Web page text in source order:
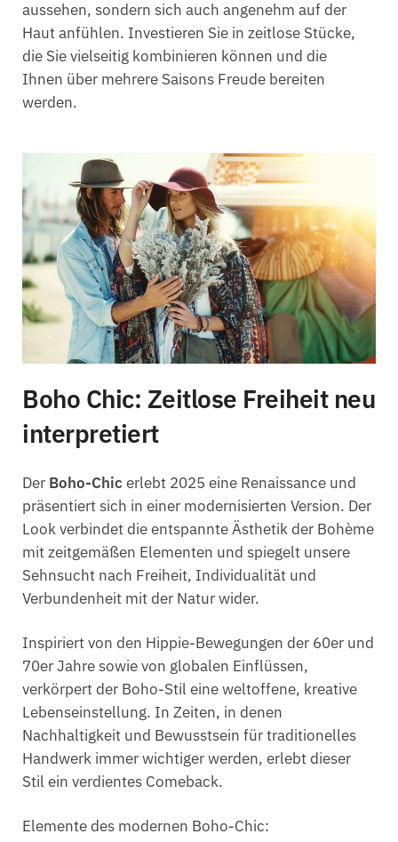
aussehen, sondern sich auch angenehm auf der
Haut anfühlen. Investieren Sie in zeitlose Stücke,
die Sie vielseitig kombinieren können und die
Ihnen über mehrere Saisons Freude bereiten
werden.
Boho Chic: Zeitlose Freiheit neu
interpretiert
Der Boho-Chic erlebt 2025 eine Renaissance und
präsentiert sich in einer modernisierten Version. Der
Look verbindet die entspannte Ästhetik der Bohème
mit zeitgemäßen Elementen und spiegelt unsere
Sehnsucht nach Freiheit, Individualität und
Verbundenheit mit der Natur wider.
Inspiriert von den Hippie-Bewegungen der 60er und
70er Jahre sowie von globalen Einflüssen,
verkörpert der Boho-Stil eine weltoffene, kreative
Lebenseinstellung. In Zeiten, in denen
Nachhaltigkeit und Bewusstsein für traditionelles
Handwerk immer wichtiger werden, erlebt dieser
Stil ein verdientes Comeback.
Elemente des modernen Boho-Chic: